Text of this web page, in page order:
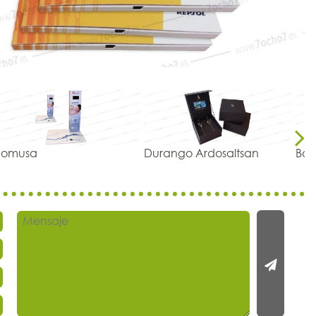
Durango Ardosaltsan